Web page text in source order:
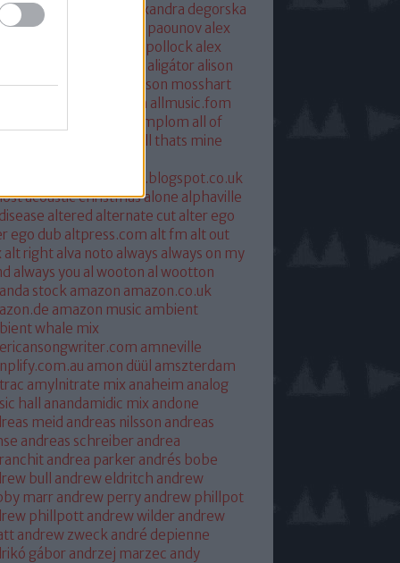
alexander ridha
alexandra degorska
savior
alexandre paounov alex
alex pollock alex
aligátor alison
alkohol
allison mosshart
allmusic.com allmusic.fom
all hallows templom all of
all thats mine
acoustic christmasalone alphaville
altered alternate cut alter ego
ego dub altpress.com alt fm alt out
alt right alva noto always always on my
always you al wooton al wootton
stock amazon amazon.co.uk
amazon music ambient
whale mix
amneville
amon düül amszterdam
amylnitrate mix anaheim analog
hall
anandamidic mix andone
meid andreas nilsson andreas
andreas schreiber andrea
andrea parker andrés bobe
bull
andrew eldritch andrew
marr andrew perry andrew phillpot
phillpott andrew wilder andrew
andrew zweck andré depienne
gábor andrzej marzec andy